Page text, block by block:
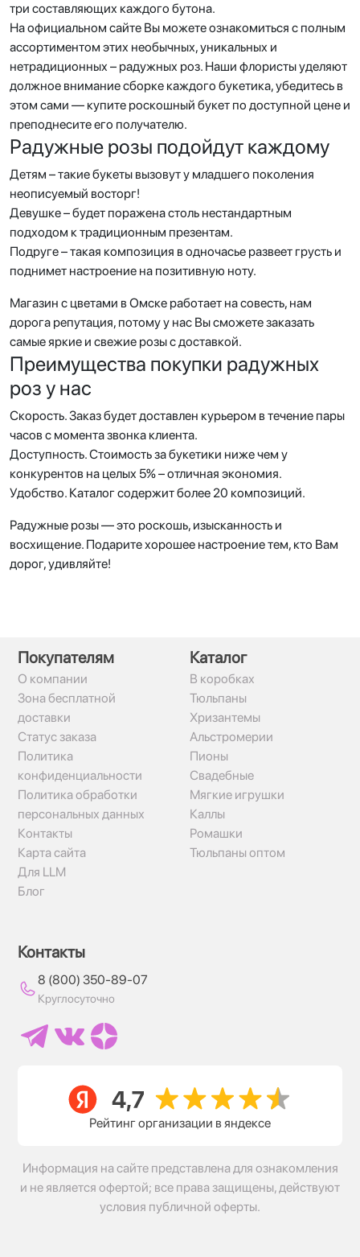
три составляющих каждого бутона.
На официальном сайте Вы можете ознакомиться с полным
ассортиментом этих необычных, уникальных и
нетрадиционных – радужных роз. Наши флористы уделяют
должное внимание сборке каждого букетика, убедитесь в
этом сами — купите роскошный букет по доступной цене и
преподнесите его получателю.
Радужные розы подойдут каждому
Детям – такие букеты вызовут у младшего поколения
неописуемый восторг!
Девушке – будет поражена столь нестандартным
подходом к традиционным презентам.
Подруге – такая композиция в одночасье развеет грусть и
поднимет настроение на позитивную ноту.
Магазин с цветами в Омске работает на совесть, нам
дорога репутация, потому у нас Вы сможете заказать
самые яркие и свежие розы с доставкой.
Преимущества покупки радужных
роз у нас
Скорость. Заказ будет доставлен курьером в течение пары
часов с момента звонка клиента.
Доступность. Стоимость за букетики ниже чем у
конкурентов на целых 5% – отличная экономия.
Удобство. Каталог содержит более 20 композиций.
Радужные розы — это роскошь, изысканность и
восхищение. Подарите хорошее настроение тем, кто Вам
дорог, удивляйте!
Покупателям
О компании
Зона бесплатной
доставки
Статус заказа
Политика
конфиденциальности
Политика обработки
персональных данных
Контакты
Карта сайта
Для LLM
Блог
Каталог
В коробках
Тюльпаны
Хризантемы
Альстромерии
Пионы
Свадебные
Мягкие игрушки
Каллы
Ромашки
Тюльпаны оптом
Контакты
8 (800) 350-89-07
Круглосуточно
Рейтинг организации в яндексе
Информация на сайте представлена для ознакомления
и не является офертой; все права защищены, действуют
условия публичной оферты.